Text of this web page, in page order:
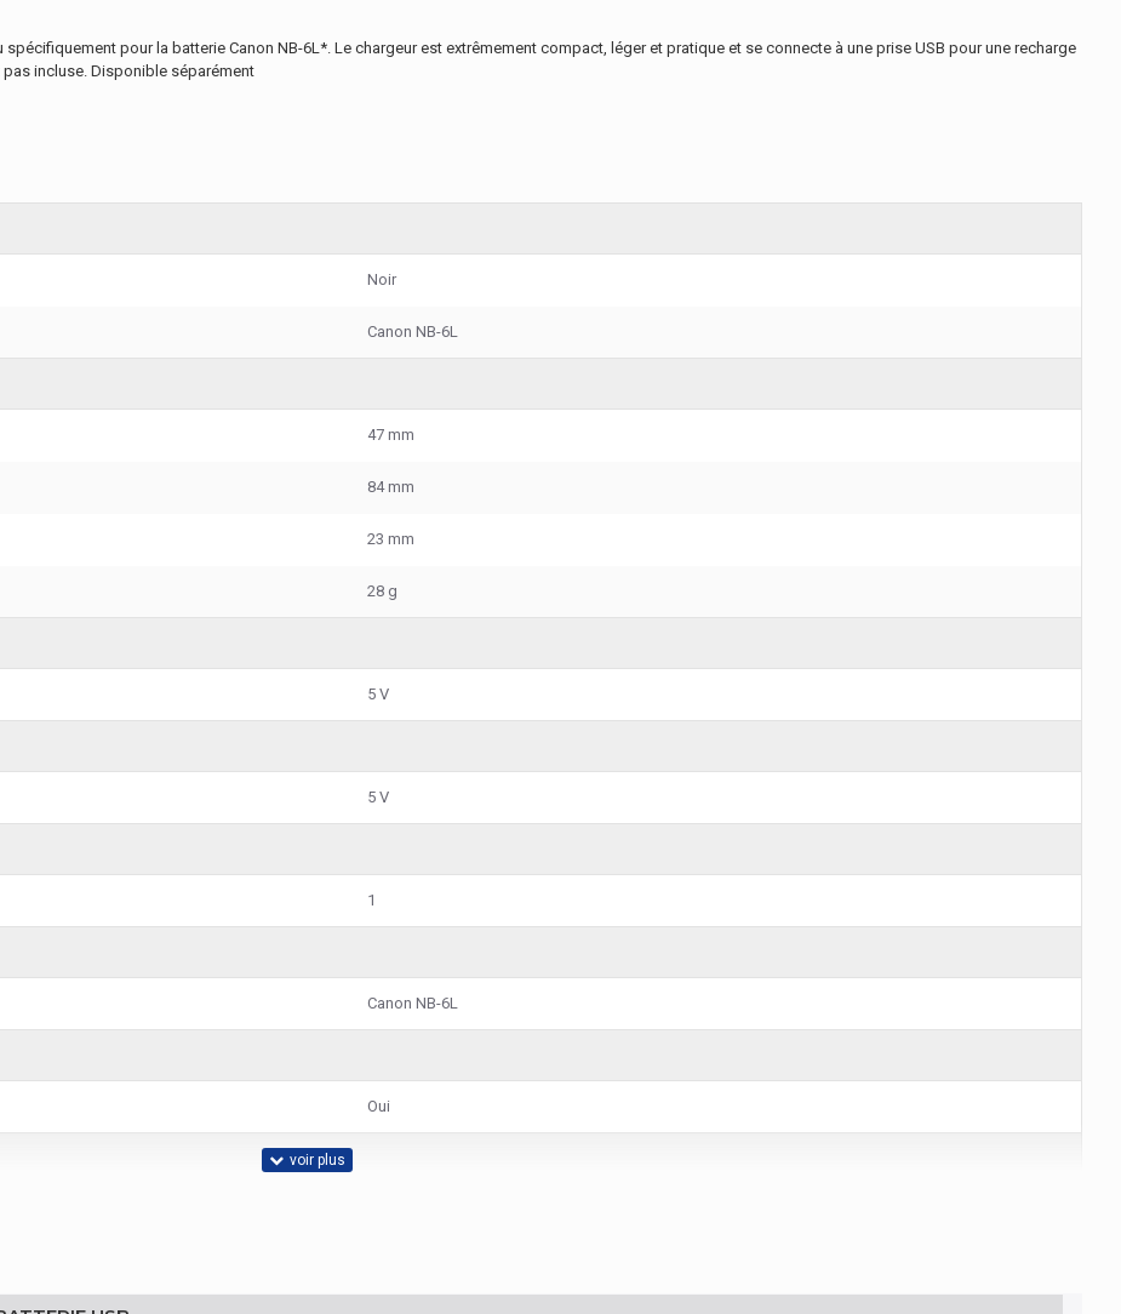
pour la batterie Canon NB-6L*. Le chargeur est extrêmement compact, léger et pratique et se connecte à une prise USB pour une recharge
incluse. Disponible séparément
Noir
Canon NB-6L
47 mm
84 mm
23 mm
28 g
5 V
5 V
1
Canon NB-6L
Oui